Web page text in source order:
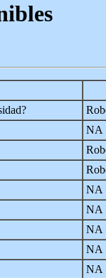
NA
NA
NA
NA
NA
NA